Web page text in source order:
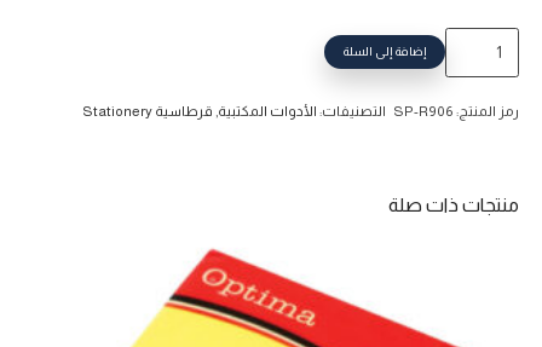
أدوات
إضافة إلى السلة
رمز المنتج: SP-R906 التصنيفات: الأدوات المكتبية قرطاسية Stationery
منتجات ذات صلة